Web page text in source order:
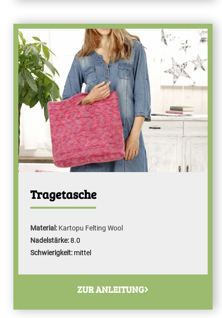
Tragetasche
Material: Kartopu Felting Wool
Nadelstärke:8.0
Schwierigkeit: mittel
ZUR ANLEITUNG